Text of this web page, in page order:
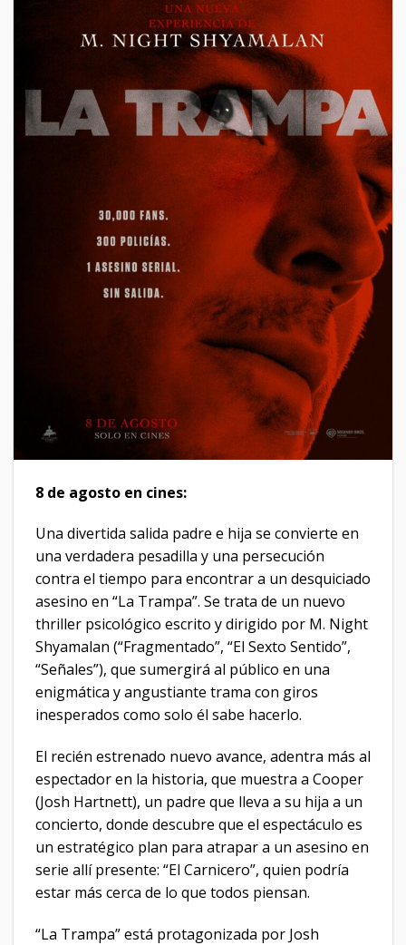
8 de agosto en cines:
Una divertida salida padre e hija se convierte en
una verdadera pesadilla y una persecución
contra el tiempo para encontrar a un desquiciado
asesino en “La Trampa”. Se trata de un nuevo
thriller psicológico escrito y dirigido por M. Night
Shyamalan (“Fragmentado”, “El Sexto Sentido”,
“Señales”), que sumergirá al público en una
enigmática y angustiante trama con giros
inesperados como solo él sabe hacerlo.
El recién estrenado nuevo avance, adentra más al
espectador en la historia, que muestra a Cooper
(Josh Hartnett), un padre que lleva a su hija a un
concierto, donde descubre que el espectáculo es
un estratégico plan para atrapar a un asesino en
serie allí presente: “El Carnicero”, quien podría
estar más cerca de lo que todos piensan.
“La Trampa” está protagonizada por Josh